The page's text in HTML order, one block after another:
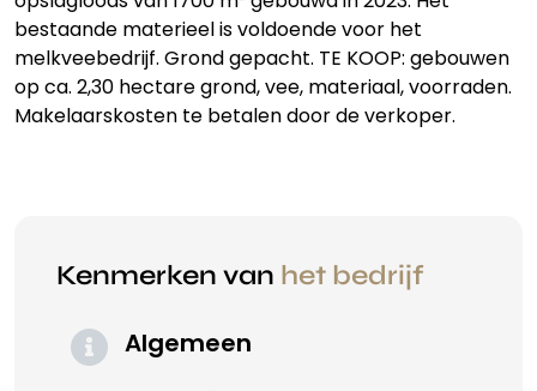
bestaande materieel is voldoende voor het
melkveebedrijf. Grond gepacht. TE KOOP: gebouwen
op ca. 2,30 hectare grond, vee, materiaal, voorraden.
Makelaarskosten te betalen door de verkoper.
Kenmerken van het bedrijf
Algemeen